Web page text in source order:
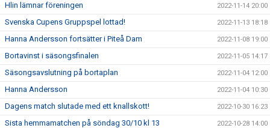
Hlin lämnar föreningen 2022-11-14 20:00
Svenska Cupens Gruppspel lottad! 2022-11-13 18:18
Hanna Andersson fortsätter i Piteå Dam 2022-11-08 19:00
Bortavinst i säsongsfinalen 2022-11-05 14:17
Säsongsavslutning på bortaplan 2022-11-04 12:00
Hanna Andersson 2022-11-04 10:30
Dagens match slutade med ett knallskott! 2022-10-30 16:23
Sista hemmamatchen på söndag 30/10 kl 13 2022-10-28 14:00